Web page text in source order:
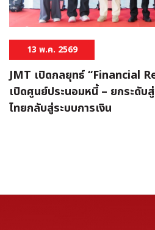
13 พ.ค. 2569
JMT เปิดกลยุทธ์ “Financial
เปิดศูนย์ประนอมหนี้ – ยกระดั
ไทยกลับสู่ระบบการเงิน